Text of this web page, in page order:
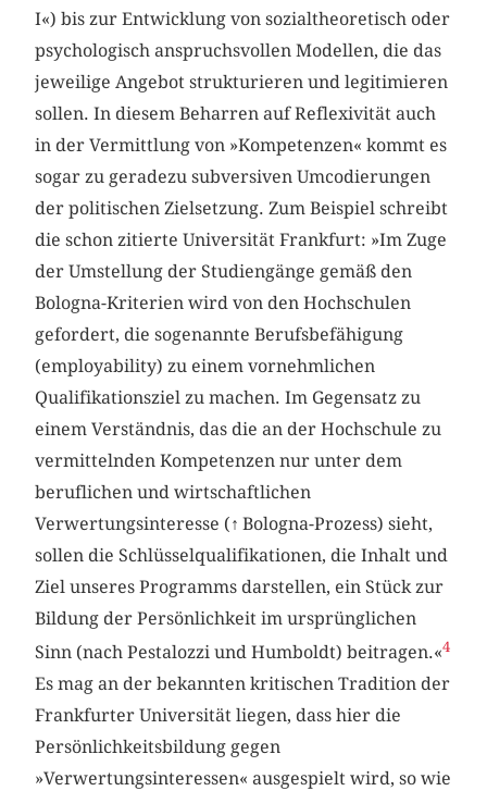
I«) bis zur Entwicklung von sozialtheoretisch oder
psychologisch anspruchsvollen Modellen, die das
jeweilige Angebot strukturieren und legitimieren
sollen. In diesem Beharren auf Reflexivität auch
in der Vermittlung von »Kompetenzen« kommt es
sogar zu geradezu subversiven Umcodierungen
der politischen Zielsetzung. Zum Beispiel schreibt
die schon zitierte Universität Frankfurt: »Im Zuge
der Umstellung der Studiengänge gemäß den
Bologna-Kriterien wird von den Hochschulen
gefordert, die sogenannte Berufsbefähigung
(employability) zu einem vornehmlichen
Qualifikationsziel zu machen. Im Gegensatz zu
einem Verständnis, das die an der Hochschule zu
vermittelnden Kompetenzen nur unter dem
beruflichen und wirtschaftlichen
Verwertungsinteresse (↑Bologna-Prozess) sieht,
sollen die Schlüsselqualifikationen, die Inhalt und
Ziel unseres Programms darstellen, ein Stück zur
Bildung der Persönlichkeit im ursprünglichen
Sinn (nach Pestalozzi und Humboldt) beitragen.«4
Es mag an der bekannten kritischen Tradition der
Frankfurter Universität liegen, dass hier die
Persönlichkeitsbildung gegen
»Verwertungsinteressen« ausgespielt wird, so wie